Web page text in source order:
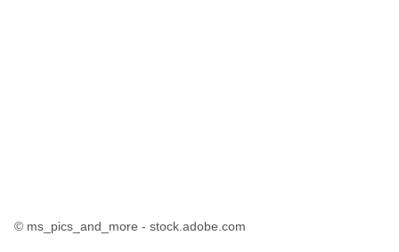
© ms_pics_and_more - stock.adobe.com